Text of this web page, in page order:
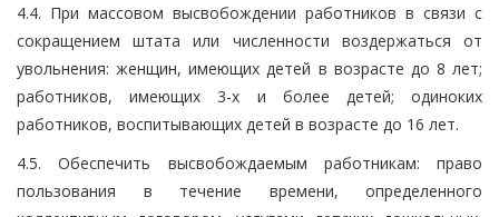
4.4. При массовом высвобождении работников в связи с
сокращением штата или численности воздержаться от
увольнения: женщин, имеющих детей в возрасте до 8 лет;
работников, имеющих 3-х и более детей; одиноких
работников, воспитывающих детей в возрасте до 16 лет.
4.5. Обеспечить высвобождаемым работникам: право
пользования в течение времени, определенного